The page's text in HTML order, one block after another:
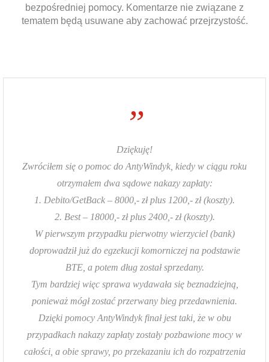
bezpośredniej pomocy. Komentarze nie związane z
tematem będą usuwane aby zachować przejrzystość.
”
Dziękuję!
Zwróciłem się o pomoc do AntyWindyk, kiedy w ciągu roku
otrzymałem dwa sądowe nakazy zapłaty:
1. Debito/GetBack – 8000,- zł plus 1200,- zł (koszty).
2. Best – 18000,- zł plus 2400,- zł (koszty).
W pierwszym przypadku pierwotny wierzyciel (bank)
doprowadził już do egzekucji komorniczej na podstawie
BTE, a potem dług został sprzedany.
Tym bardziej więc sprawa wydawała się beznadziejną,
ponieważ mógł zostać przerwany bieg przedawnienia.
Dzięki pomocy AntyWindyk finał jest taki, że w obu
przypadkach nakazy zapłaty zostały pozbawione mocy w
całości, a obie sprawy, po przekazaniu ich do rozpatrzenia